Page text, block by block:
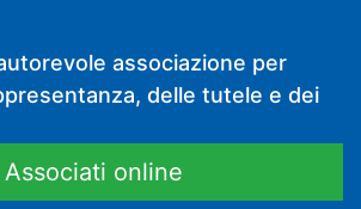
associazione per
delle tutele e dei
Associati online